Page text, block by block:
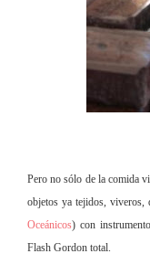
Pero no sólo de la comida
objetos ya tejidos, viveros,
Oceánicos) con
Flash Gordon total.